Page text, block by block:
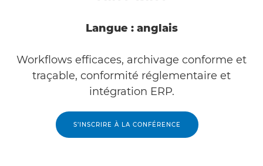
Langue : anglais
Workflows efficaces, archivage conforme et
traçable, conformité réglementaire et
intégration ERP.
S’INSCRIRE À LA CONFÉRENCE